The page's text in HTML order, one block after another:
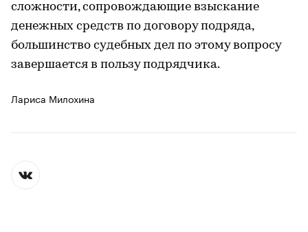
сложности, сопровождающие взыскание
денежных средств по договору подряда,
большинство судебных дел по этому вопросу
завершается в пользу подрядчика.
Лариса Милохина